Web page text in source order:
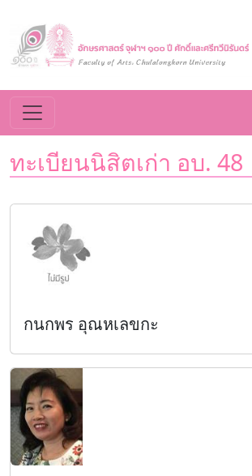
ทะเบียนนิสิตเก่า อบ. 48
กนกพร อุณหเลขกะ